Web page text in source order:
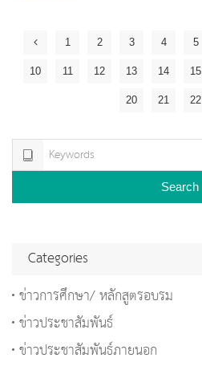
1 2 3 4 5
10 11 12 13 14 15
20 21 22
Search
Categories
ข่าวการศึกษา/ หลักสูตรอบรม
ข่าวประชาสัมพันธ์
ข่าวประชาสัมพันธ์ภายนอก